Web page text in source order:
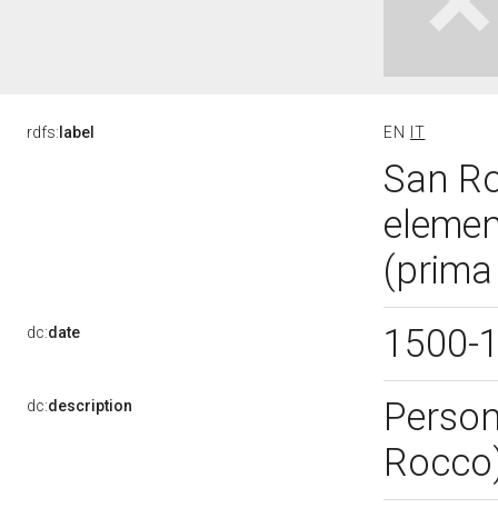
rdfs: label EN IT
San
dc:date 1500-
dc:description